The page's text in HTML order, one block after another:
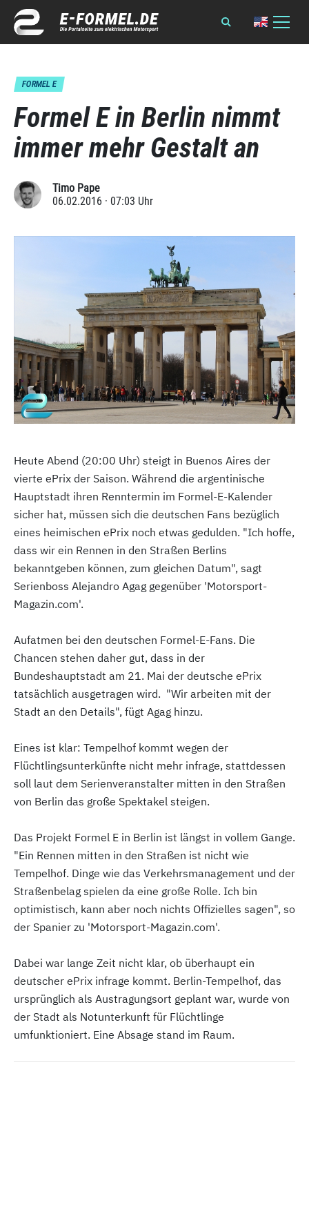
FORMEL E
Formel E in Berlin nimmt
immer mehr Gestalt an
Timo Pape
06.02.2016 · 07:03 Uhr
Heute Abend (20:00 Uhr) steigt in Buenos Aires der
vierte ePrix der Saison. Während die argentinische
Hauptstadt ihren Renntermin im Formel-E-Kalender
sicher hat, müssen sich die deutschen Fans bezüglich
eines heimischen ePrix noch etwas gedulden. "Ich hoffe,
dass wir ein Rennen in den Straßen Berlins
bekanntgeben können, zum gleichen Datum", sagt
Serienboss Alejandro Agag gegenüber 'Motorsport-
Magazin.com'.
Aufatmen bei den deutschen Formel-E-Fans. Die
Chancen stehen daher gut, dass in der
Bundeshauptstadt am 21. Mai der deutsche ePrix
tatsächlich ausgetragen wird. "Wir arbeiten mit der
Stadt an den Details", fügt Agag hinzu.
Eines ist klar: Tempelhof kommt wegen der
Flüchtlingsunterkünfte nicht mehr infrage, stattdessen
soll laut dem Serienveranstalter mitten in den Straßen
von Berlin das große Spektakel steigen.
Das Projekt Formel E in Berlin ist längst in vollem Gange.
"Ein Rennen mitten in den Straßen ist nicht wie
Tempelhof. Dinge wie das Verkehrsmanagement und der
Straßenbelag spielen da eine große Rolle. Ich bin
optimistisch, kann aber noch nichts Offizielles sagen", so
der Spanier zu 'Motorsport-Magazin.com'.
Dabei war lange Zeit nicht klar, ob überhaupt ein
deutscher ePrix infrage kommt. Berlin-Tempelhof, das
ursprünglich als Austragungsort geplant war, wurde von
der Stadt als Notunterkunft für Flüchtlinge
umfunktioniert. Eine Absage stand im Raum.